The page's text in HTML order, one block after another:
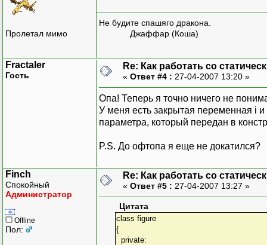
Пролетал мимо
Не будите спашяго дракона.
Джаффар (Коша)
Fractaler
Гость
Re: Как работать со
« Ответ #4 : 27-04-2007 13:20 »
Опа! Теперь я точно ничего не
У меня есть закрытая переменная i
параметра, который передан в
P.S. До офтопа я еще не докатился?
Finch
Спокойный
Администратор
Offline
Пол:
Re: Как работать со
« Ответ #5 : 27-04-2007 13:27 »
Цитата
class figure
{
private: